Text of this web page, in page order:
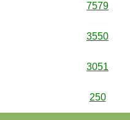
7579
3550
3051
250